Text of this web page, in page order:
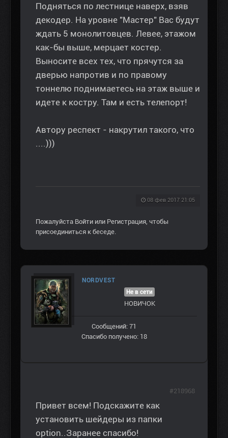
Подняться по лестнице наверх, взяв
декодер. На уровне "Мастер" Вас будут
ждать 5 монолитовцев. Левее, этажом
как-бы выше, мерцает костер.
Выносите всех тех, что прячутся за
дверью напротив и по правому
тоннелю поднимаетесь на этаж выше и
идете к костру. Там и есть телепорт!
Автору респект - накрутил такого, что
....)))
08 фев 2017 21:05
Пожалуйста Войти или Регистрация , чтобы
присоединиться к беседе.
NORDVEST
Не в сети
НОВИЧОК
Сообщений: 71
Спасибо получено: 18
Привет всем! Подскажите как
установить шейдеры из папки
option..Заранее спасибо!
#218968